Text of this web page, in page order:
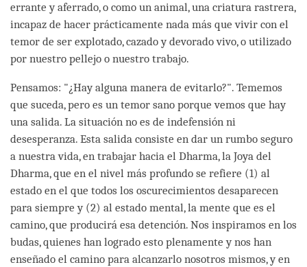
errante y aferrado, o como un animal, una criatura rastrera,
incapaz de hacer prácticamente nada más que vivir con el
temor de ser explotado, cazado y devorado vivo, o utilizado
por nuestro pellejo o nuestro trabajo.
Pensamos: "¿Hay alguna manera de evitarlo?". Tememos
que suceda, pero es un temor sano porque vemos que hay
una salida. La situación no es de indefensión ni
desesperanza. Esta salida consiste en dar un rumbo seguro
a nuestra vida, en trabajar hacia el Dharma, la Joya del
Dharma, que en el nivel más profundo se refiere (1) al
estado en el que todos los oscurecimientos desaparecen
para siempre y (2) al estado mental, la mente que es el
camino, que producirá esa detención. Nos inspiramos en los
budas, quienes han logrado esto plenamente y nos han
enseñado el camino para alcanzarlo nosotros mismos, y en